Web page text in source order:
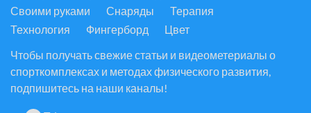
Своими руками
Снаряды
Терапия
Технология
Фингерборд
Цвет
Чтобы получать свежие статьи и видеометериалы о
спорткомплексах и методах физического развития,
подпишитесь на наши каналы!